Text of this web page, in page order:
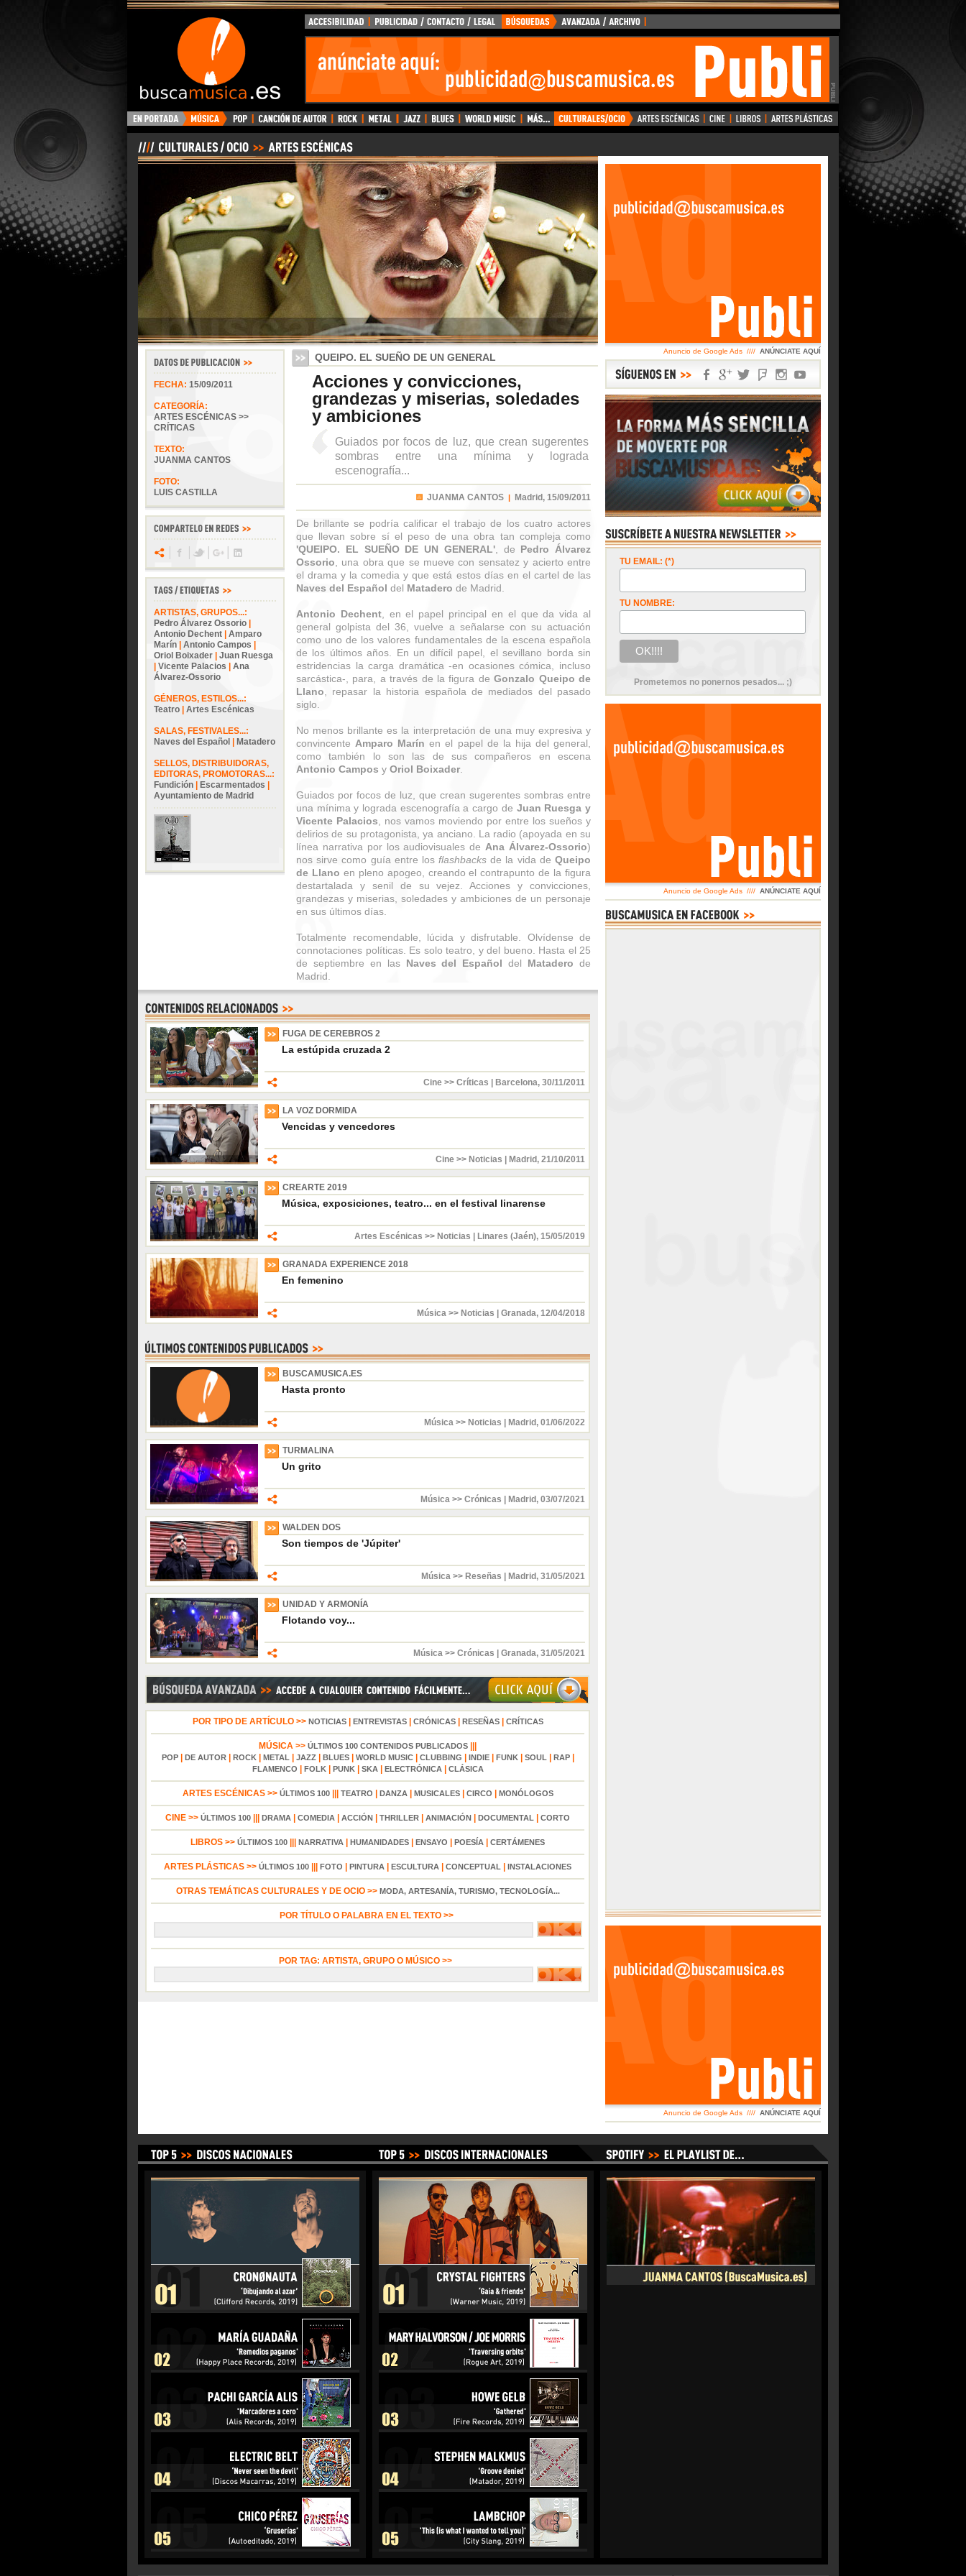
BuscaMusica.es
FECHA: 15/09/2011
CATEGORÍA:
ARTES ESCÉNICAS >>
CRÍTICAS
TEXTO:
JUANMA CANTOS
FOTO:
LUIS CASTILLA
ARTISTAS, GRUPOS...:
Pedro Álvarez Ossorio
Antonio Dechent
Amparo
Marín
Antonio Campos
Oriol Boixader
Juan Ruesga
Vicente Palacios
Ana
Álvarez-Ossorio
GÉNEROS, ESTILOS...:
Teatro
Artes Escénicas
SALAS, FESTIVALES...:
Naves del Español
Matadero
SELLOS, DISTRIBUIDORAS,
EDITORAS, PROMOTORAS...:
Fundición
Escarmentados
Ayuntamiento de Madrid
QUEIPO. EL SUEÑO DE UN GENERAL
Acciones y convicciones,
grandezas y miserias, soledades
y ambiciones
Guiados por focos de luz, que crean sugerentes
sombras entre una mínima y lograda
escenografía...
JUANMA CANTOS | Madrid, 15/09/2011
De brillante se podría calificar el trabajo de los cuatro actores
que llevan sobre sí el peso de una obra tan compleja como
'QUEIPO. EL SUEÑO DE UN GENERAL', de Pedro Álvarez
Ossorio , una obra que se mueve con sensatez y acierto entre
el drama y la comedia y que está estos días en el cartel de las
Naves del Español del Matadero de Madrid.
Antonio Dechent, en el papel principal en el que da vida al
general golpista del 36, vuelve a señalarse con su actuación
como uno de los valores fundamentales de la escena española
de los últimos años. En un difícil papel, el sevillano borda sin
estridencias la carga dramática -en ocasiones cómica, incluso
sarcástica-, para, a través de la figura deGonzalo Queipo de
Llano , repasar la historia española de mediados del pasado
siglo.
No menos brillante es la interpretación de una muy expresiva y
convincente Amparo Marín en el papel de la hija del general,
como también lo son las de sus compañeros en escena
Antonio Campos y Oriol Boixader
Guiados por focos de luz, que crean sugerentes sombras entre
una mínima y lograda escenografía a cargo de Juan Ruesga y
Vicente Palacios , nos vamos moviendo por entre los sueños y
delirios de su protagonista, ya anciano. La radio (apoyada en su
línea narrativa por los audiovisuales de Ana Álvarez-Ossorio)
nos sirve como guía entre losflashbacks de la vida deQueipo
de Llano en pleno apogeo, creando el contrapunto de la figura
destartalada y senil de su vejez. Acciones y convicciones,
grandezas y miserias, soledades y ambiciones de un personaje
en sus últimos días.
Totalmente recomendable, lúcida y disfrutable. Olvídense de
connotaciones políticas. Es solo teatro, y del bueno. Hasta el 25
de septiembre en las Naves del Español del Matadero de
Madrid.
FUGA DE CEREBROS 2
La estúpida cruzada 2
Cine >> Críticas Barcelona, 30/11/2011
LA VOZ DORMIDA
Vencidas y vencedores
Cine >> Noticias Madrid , 21/10/2011
CREARTE 2019
Música, exposiciones, teatro... en el festival linarense
Artes Escénicas >> Noticias Linares (Jaén), 15/05/2019
GRANADA EXPERIENCE 2018
En femenino
Música >> Noticias Granada, 12/04/2018
BUSCAMUSICA.ES
Hasta pronto
Música >> Noticias Madrid , 01/06/2022
TURMALINA
Un grito
Música >> Crónicas Madrid , 03/07/2021
WALDEN DOS
Son tiempos de 'Júpiter'
Música >> Reseñas Madrid , 31/05/2021
UNIDAD Y ARMONÍA
Flotando voy...
Música >> Crónicas Granada, 31/05/2021
POR TIPO DE ARTÍCULO >> NOTICIAS| ENTREVISTAS| CRÓNICAS| RESEÑAS| CRÍTICAS
MÚSICA >> ÚLTIMOS 100 CONTENIDOS PUBLICADOS
POP| DE AUTOR| ROCK| METAL| JAZZ| BLUES| WORLD MUSIC| CLUBBING INDIE| FUNK| SOUL| RAP|
FLAMENCO FOLK| PUNK| SKA| ELECTRÓNICA| CLÁSICA
ARTES ESCÉNICAS >> ÚLTIMOS 100||| TEATRO DANZA| MUSICALES| CIRCO MONÓLOGOS
CINE >> ÚLTIMOS 100 DRAMA COMEDIA ACCIÓN THRILLER ANIMACIÓN DOCUMENTAL CORTO
LIBROS >> ÚLTIMOS 100 NARRATIVA HUMANIDADES ENSAYO POESÍA CERTÁMENES
ARTES PLÁSTICAS >> ÚLTIMOS 100 FOTO PINTURA ESCULTURA CONCEPTUAL INSTALACIONES
OTRAS TEMÁTICAS CULTURALES Y DE OCIO >> MODA, ARTESANÍA, TURISMO, TECNOLOGÍA...
POR TÍTULO O PALABRA EN EL TEXTO >>
POR TAG: ARTISTA, GRUPO O MÚSICO >>
Anuncio de Google Ads //// ANÚNCIATE AQUÍ
TU EMAIL: (*)
TU NOMBRE:
Prometemos no ponernos pesados... ;)
Anuncio de Google Ads //// ANÚNCIATE AQUÍ
Anuncio de Google Ads //// ANÚNCIATE AQUÍ